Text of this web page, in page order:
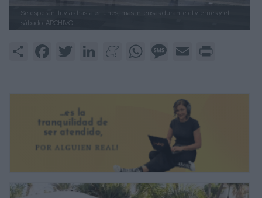
Se esperan lluvias hasta el lunes, más intensas durante el viernes y el
sábado.ARCHIVO.
Share FacebookTwitter LinkedInMeneameWhatsAppMessage
Email